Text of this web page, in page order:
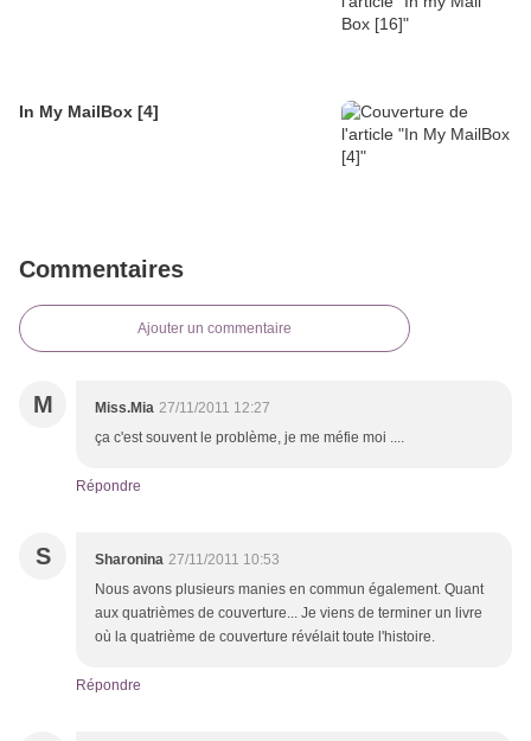
In My MailBox [4]
Commentaires
Ajouter un commentaire
M Miss.Mia 27/11/2011 12:27
ça c'est souvent le problème, je me méfie moi ....
Répondre
S Sharonina 27/11/2011 10:53
Nous avons plusieurs manies en commun également. Quant
aux quatrièmes de couverture... Je viens de terminer un livre
où la quatrième de couverture révélait toute l'histoire.
Répondre